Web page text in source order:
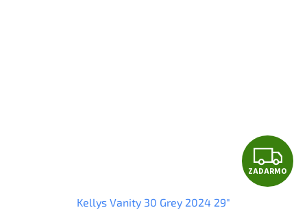
Z
A
ZADARMO
Kellys Vanity 30 Grey 2024 29"